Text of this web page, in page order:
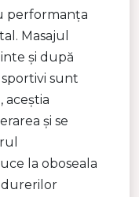
performanța
Masajul
și după
sunt
aceștia
și se
la oboseala
durerilor